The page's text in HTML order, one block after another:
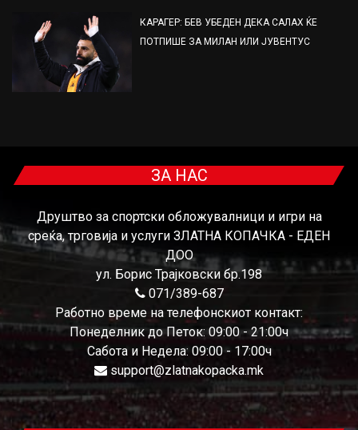
КАРАГЕР: БЕВ УБЕДЕН ДЕКА САЛАХ ЌЕ
ПОТПИШЕ ЗА МИЛАН ИЛИ ЈУВЕНТУС
ЗА НАС
Друштво за спортски обложувалници и игри на
среќа, трговија и услуги ЗЛАТНА КОПАЧКА - ЕДЕН
ДОО
ул. Борис Трајковски бр.198
071/389-687
Работно време на телефонскиот контакт:
Понеделник до Петок: 09:00 - 21:00ч
Сабота и Недела: 09:00 - 17:00ч
support@zlatnakopacka.mk